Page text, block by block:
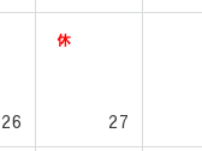
26 27